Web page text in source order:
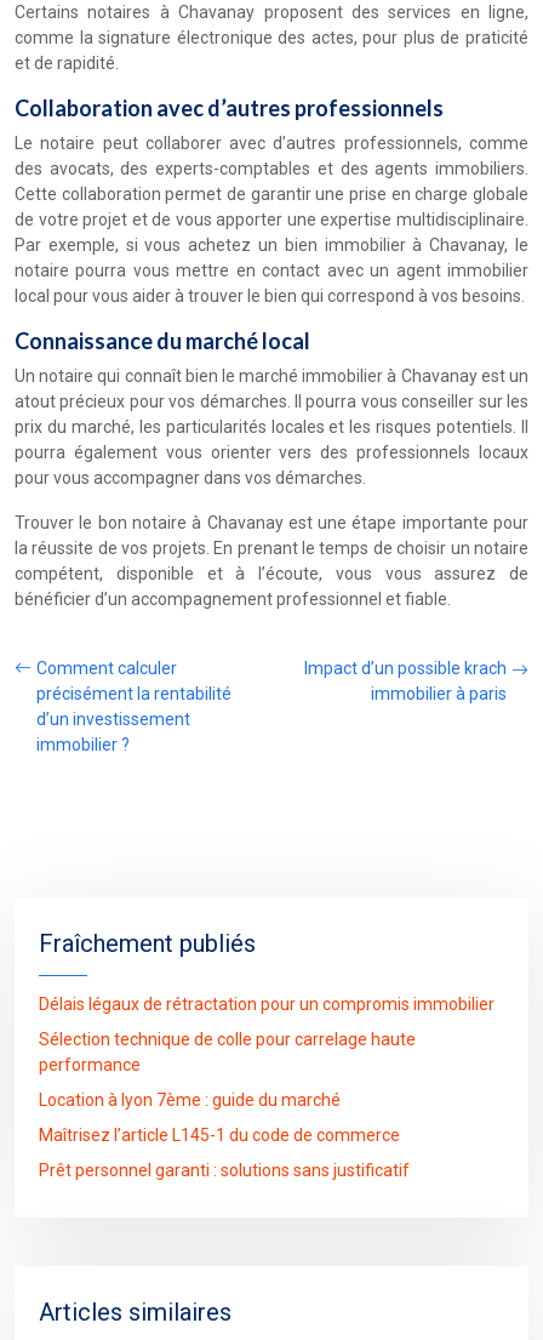
Certains notaires à Chavanay proposent des services en ligne,
comme la signature électronique des actes, pour plus de praticité
et de rapidité.
Collaboration avec d’autres professionnels
Le notaire peut collaborer avec d’autres professionnels, comme
des avocats, des experts-comptables et des agents immobiliers.
Cette collaboration permet de garantir une prise en charge globale
de votre projet et de vous apporter une expertise multidisciplinaire.
Par exemple, si vous achetez un bien immobilier à Chavanay, le
notaire pourra vous mettre en contact avec un agent immobilier
local pour vous aider à trouver le bien qui correspond à vos besoins.
Connaissance du marché local
Un notaire qui connaît bien le marché immobilier à Chavanay est un
atout précieux pour vos démarches. Il pourra vous conseiller sur les
prix du marché, les particularités locales et les risques potentiels. Il
pourra également vous orienter vers des professionnels locaux
pour vous accompagner dans vos démarches.
Trouver le bon notaire à Chavanay est une étape importante pour
la réussite de vos projets. En prenant le temps de choisir un notaire
compétent, disponible et à l’écoute, vous vous assurez de
bénéficier d’un accompagnement professionnel et fiable.
Comment calculer
précisément la rentabilité
d’un investissement
immobilier ?
Impact d’un possible krach
immobilier à paris
Fraîchement publiés
Délais légaux de rétractation pour un compromis immobilier
Sélection technique de colle pour carrelage haute
performance
Location à lyon 7ème : guide du marché
Maîtrisez l’article L145-1 du code de commerce
Prêt personnel garanti : solutions sans justificatif
Articles similaires